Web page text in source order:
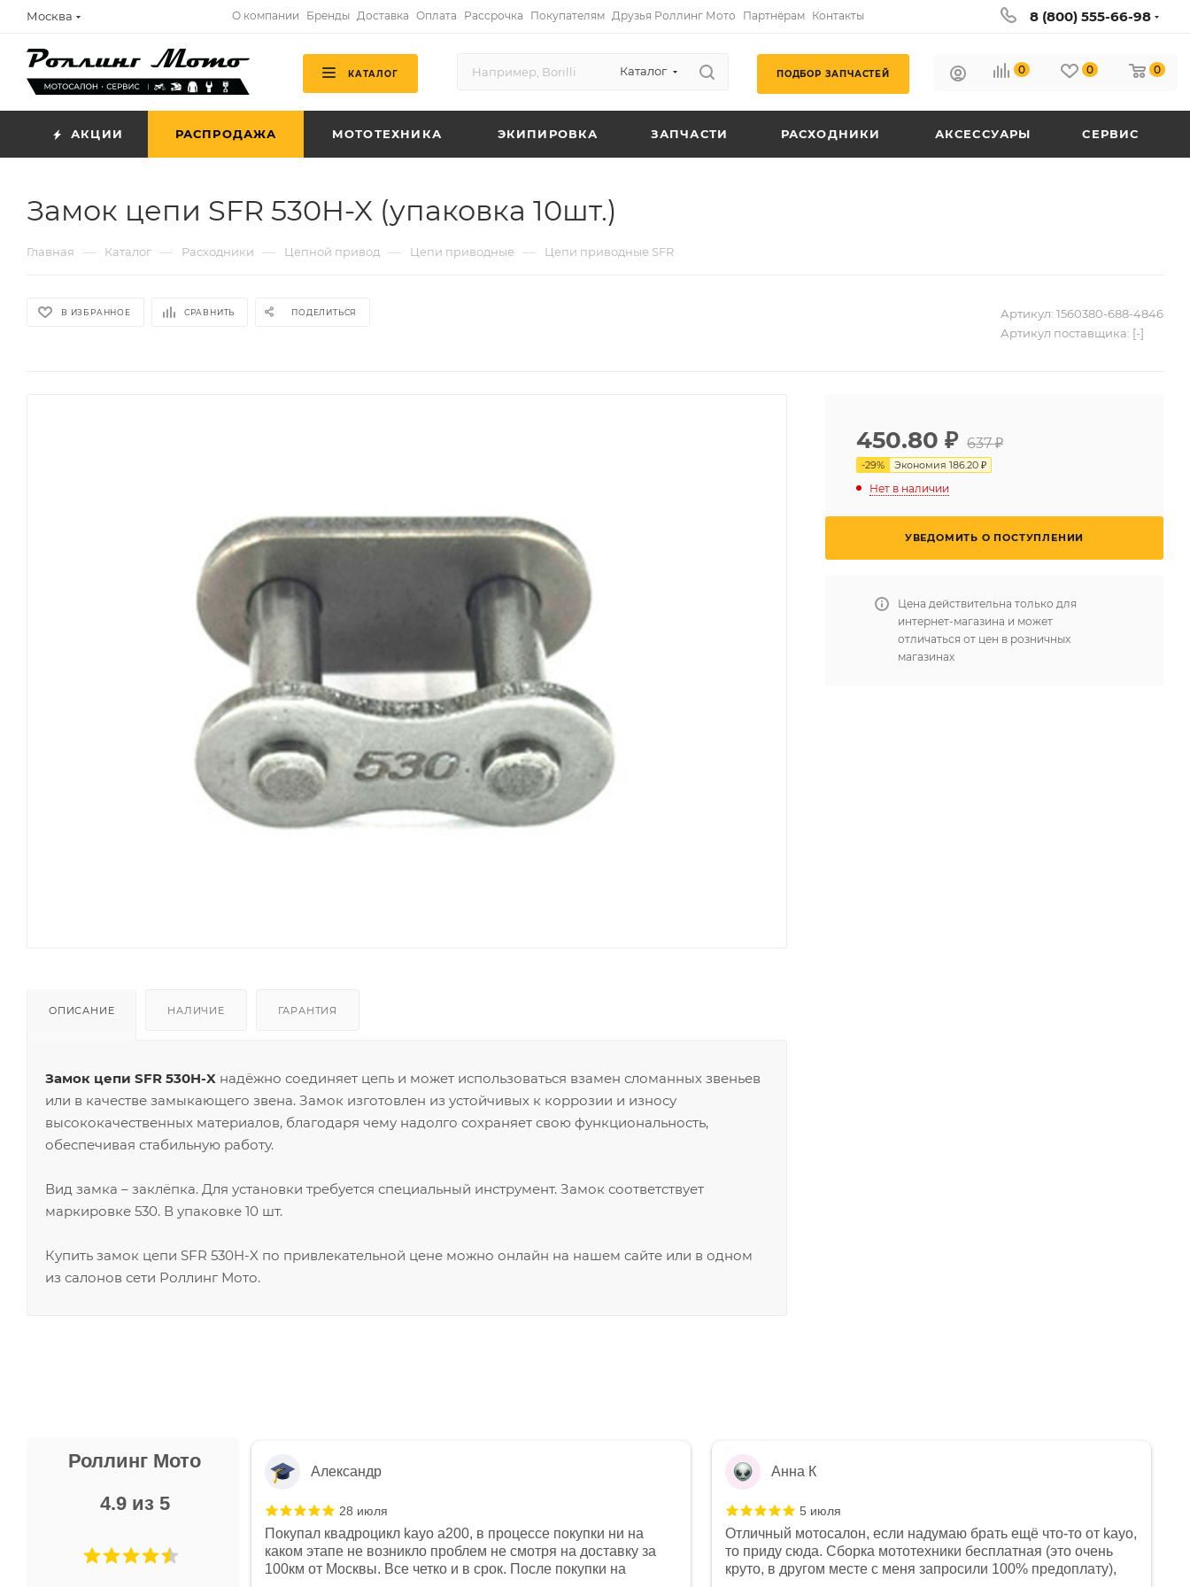
Москва О компании Бренды Доставка Оплата Рассрочка Покупателям Друзья Роллинг Мото Партнёрам Контакты 8 (800) 555-66-98
КАТАЛОГ Каталог ПОДБОР ЗАПЧАСТЕЙ 0 0 0
АКЦИИ РАСПРОДАЖА МОТОТЕХНИКА ЭКИПИРОВКА ЗАПЧАСТИ РАСХОДНИКИ АКСЕССУАРЫ СЕРВИС
Замок цепи SFR 530H-X (упаковка 10шт.)
Главная — Каталог — Расходники — Цепной привод — Цепи приводные — Цепи приводные SFR
В ИЗБРАННОЕ СРАВНИТЬ ПОДЕЛИТЬСЯ Артикул: 1560380-688-4846
Артикул поставщика: [-]
ОПИСАНИЕ НАЛИЧИЕ ГАРАНТИЯ
Замок цепи SFR 530H-X надёжно соединяет цепь и может использоваться взамен сломанных звеньев
или в качестве замыкающего звена. Замок изготовлен из устойчивых к коррозии и износу
высококачественных материалов, благодаря чему надолго сохраняет свою функциональность,
обеспечивая стабильную работу.
Вид замка – заклёпка. Для установки требуется специальный инструмент. Замок соответствует
маркировке 530. В упаковке 10 шт.
Купить замок цепи SFR 530H-X по привлекательной цене можно онлайн на нашем сайте или в одном
из салонов сети Роллинг Мото.
450.80 ₽ 637 ₽
-29% Экономия 186.20 ₽
Нет в наличии
УВЕДОМИТЬ О ПОСТУПЛЕНИИ
Цена действительна только для
интернет-магазина и может
отличаться от цен в розничных
магазинах
Роллинг Мото
4.9 из 5
Не понравились условия
Александр
28 июля
Покупал квадроцикл kayo a200, в процессе покупки ни на
каком этапе не возникло проблем не смотря на доставку за
100км от Москвы. Все четко и в срок. После покупки на
Анна К
5 июля
Отличный мотосалон, если надумаю брать ещё что-то от kayo,
то приду сюда. Сборка мототехники бесплатная (это очень
круто, в другом месте с меня запросили 100% предоплату),